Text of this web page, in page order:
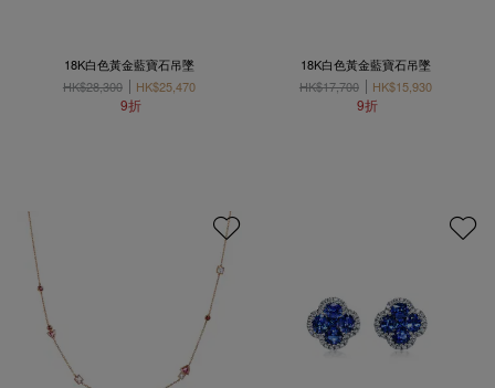
18K白色黃金藍寶石吊墜
HK$28,300
HK$25,470
9折
18K白色黃金藍寶石吊墜
HK$17,700
HK$15,930
9折